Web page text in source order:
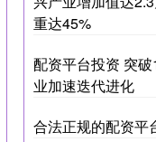
重达45%
配资平台投资 突
业加速迭代进化
合法正规的配资平